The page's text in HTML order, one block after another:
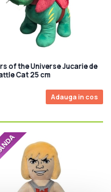
of the Universe Jucarie de
Cat 25 cm
Adauga in cos